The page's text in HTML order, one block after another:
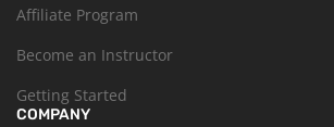
Affiliate Program
Become an Instructor
Getting Started
COMPANY